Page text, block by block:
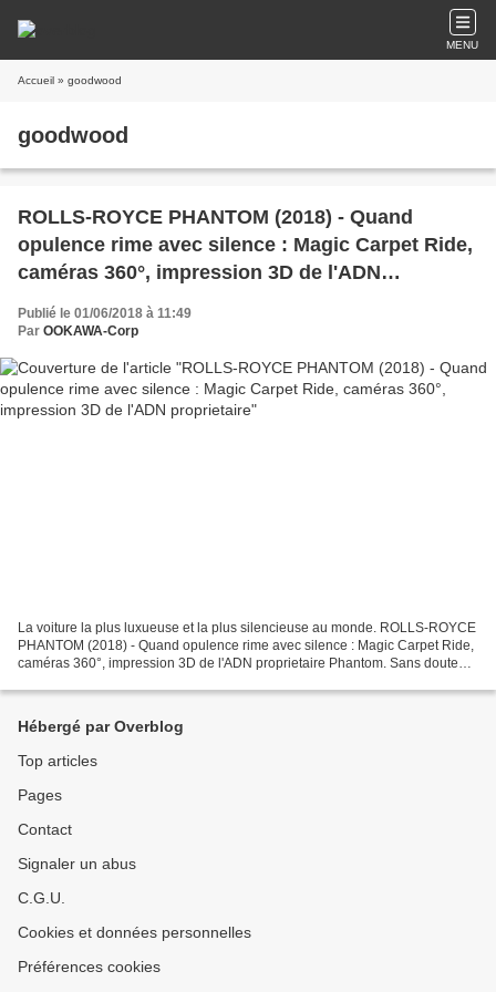
MENU
Accueil » goodwood
goodwood
ROLLS-ROYCE PHANTOM (2018) - Quand
opulence rime avec silence : Magic Carpet Ride,
caméras 360°, impression 3D de l'ADN
proprietaire
Publié le 01/06/2018 à 11:49
Par OOKAWA-Corp
La voiture la plus luxueuse et la plus silencieuse au monde. ROLLS-ROYCE
PHANTOM (2018) - Quand opulence rime avec silence : Magic Carpet Ride,
caméras 360°, impression 3D de l'ADN proprietaire Phantom. Sans doute
Hébergé par Overblog
Top articles
Pages
Contact
Signaler un abus
C.G.U.
Cookies et données personnelles
Préférences cookies